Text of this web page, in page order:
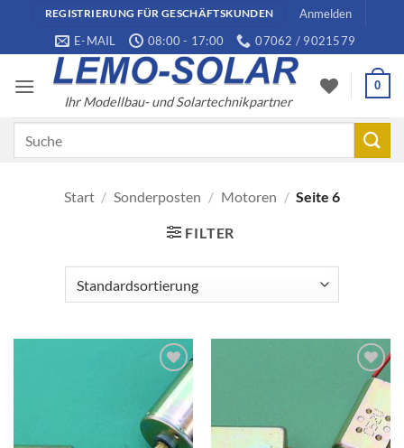
springen
REGISTRIERUNG FÜR GESCHÄFTSKUNDEN
Anmelden
E-MAIL
08:00 - 17:00 07062 / 9021579
Ihr Modellbau- und Solartechnikpartner
0
Start / Sonderposten / Motoren / Seite 6
FILTER
WUNSCHLISTE
WUNSCHLISTE